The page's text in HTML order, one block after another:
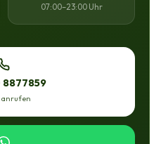
07:00–23:00 Uhr
8877859